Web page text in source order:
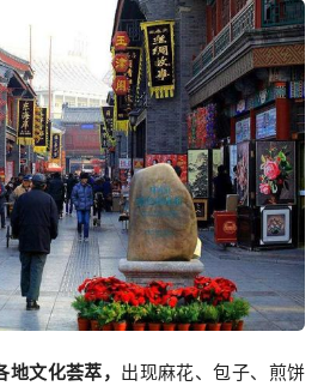
文化荟萃， 出现麻花、包子、煎饼